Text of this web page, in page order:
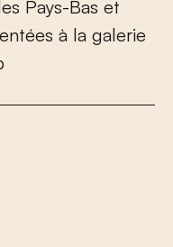
es Pays-Bas et
entées à la galerie